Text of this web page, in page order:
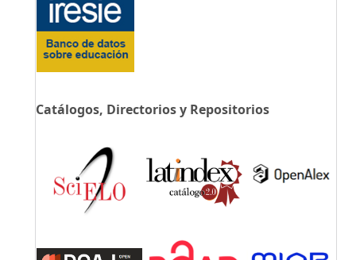
Catálogos, Directorios y Repositorios